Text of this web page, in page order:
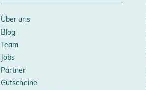
Über uns
Blog
Team
Jobs
Partner
Gutscheine